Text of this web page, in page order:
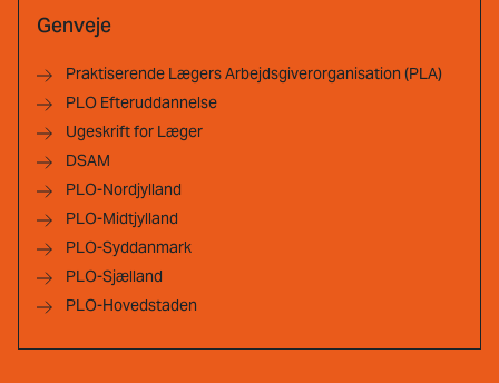
Genveje
Praktiserende Lægers Arbejdsgiverorganisation (PLA)
PLO Efteruddannelse
Ugeskrift for Læger
DSAM
PLO-Nordjylland
PLO-Midtjylland
PLO-Syddanmark
PLO-Sjælland
PLO-Hovedstaden